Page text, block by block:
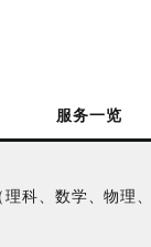
服务一览
科、数学、物理